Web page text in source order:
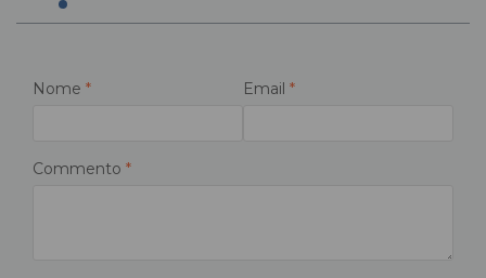
Nome * Email *
Commento *